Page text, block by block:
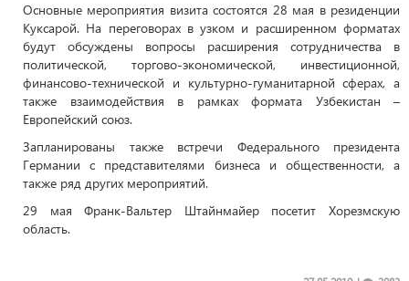
Основные мероприятия визита состоятся 28 мая в резиденции
Куксарой. На переговорах в узком и расширенном форматах
будут обсуждены вопросы расширения сотрудничества в
политической, торгово-экономической, инвестиционной,
финансово-технической и культурно-гуманитарной сферах, а
также взаимодействия в рамках формата Узбекистан –
Европейский союз.
Запланированы также встречи Федерального президента
Германии с представителями бизнеса и общественности, а
также ряд других мероприятий.
29 мая Франк-Вальтер Штайнмайер посетит Хорезмскую
область.